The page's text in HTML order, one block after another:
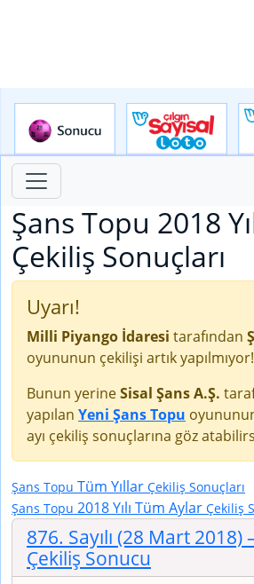
Şans Topu 2018
Çekiliş Sonuçları
Uyarı!
Milli Piyango İdaresi tarafından
oyununun çekilişi artık yapılmıyor!
Bunun yerineSisal Şans A.Ş.
yapılan Yeni Şans Topu
ayı çekiliş sonuçlarına göz
Şans Topu Tüm Yıllar Çekiliş Sonuçları
Şans Topu 2018 Yılı Tüm Aylar Çekiliş
876. Sayılı (28 Mart 2018)
Çekiliş Sonucu